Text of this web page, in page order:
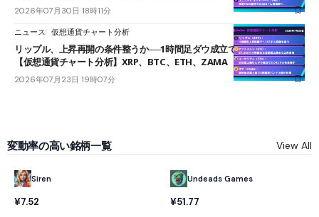
2026年07月30日 18時11分
ニュース 仮想通貨チャート分析
リップル、上昇再開の条件整うか──1時間足ダウ成立で1.185ドルを狙う
【仮想通貨チャート分析】XRP、BTC、ETH、ZAMA
2026年07月23日 19時07分
変動率の高い銘柄一覧 View All
Siren
¥7.52
Undeads Games
¥51.77